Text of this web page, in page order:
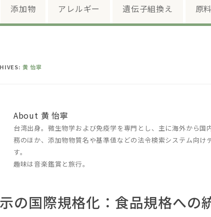
添加物 アレルギー 遺伝子組換え 原
黄 怡寧
About 黄 怡寧
台湾出身。微生物学および免疫学を専門とし、主に海外から
務のほか、添加物物質名や基準値などの法令検索システム向け
す。
趣味は音楽鑑賞と旅行。
の国際規格化：食品規格への